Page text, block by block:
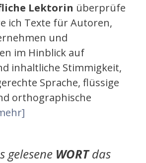
Lektorin überprüfe
ich Texte für Autoren,
und
im Hinblick auf
inhaltliche Stimmigkeit,
Sprache, flüssige
orthographische
gelesene WORTdas